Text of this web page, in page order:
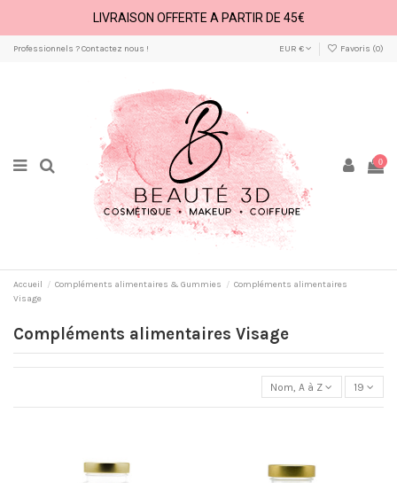
LIVRAISON OFFERTE A PARTIR DE 45€
Professionnels ? Contactez nous ! EUR € Favoris (0)
0
Accueil Compléments alimentaires & Gummies
Compléments alimentaires
Visage
Compléments alimentaires Visage
Nom, A à Z 19